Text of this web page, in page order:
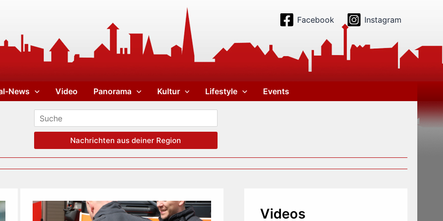
Facebook Instagram
News Video Panorama Kultur Lifestyle Events
Nachrichten aus deiner Region
Videos